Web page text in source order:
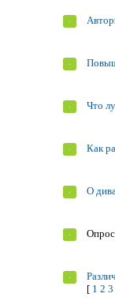
Что
Как
О
[ 1 2 3